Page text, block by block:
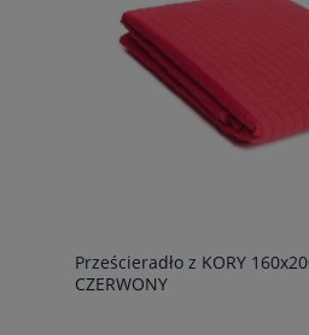
Prześcieradło z KORY
CZERWONY